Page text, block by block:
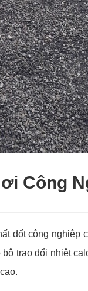
Công
đốt công
trao đổi nhiệt